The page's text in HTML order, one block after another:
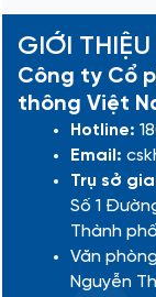
GIỚI THIỆU
Công ty Cổ
thông Việt
Hotline:
Email:
Trụ sở
Số 1
Thành
Văn
Nguyễn